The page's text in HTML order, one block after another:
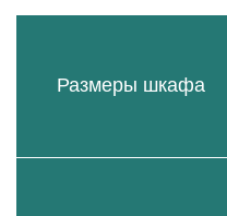
Размеры шкафа